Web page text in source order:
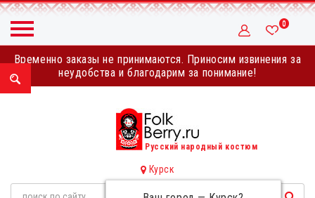
Временно заказы не принимаются. Приносим извинения за
неудобства и благодарим за понимание!
0
Русский народный костюм
Курск